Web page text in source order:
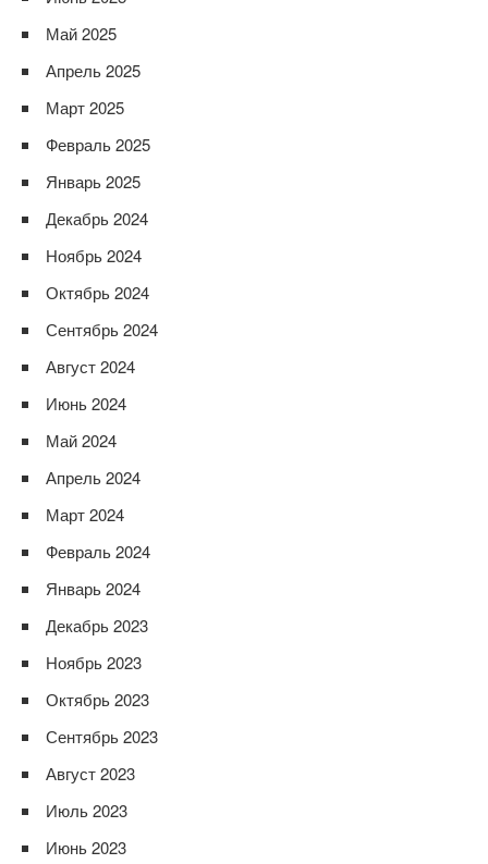
Май 2025
Апрель 2025
Март 2025
Февраль 2025
Январь 2025
Декабрь 2024
Ноябрь 2024
Октябрь 2024
Сентябрь 2024
Август 2024
Июнь 2024
Май 2024
Апрель 2024
Март 2024
Февраль 2024
Январь 2024
Декабрь 2023
Ноябрь 2023
Октябрь 2023
Сентябрь 2023
Август 2023
Июль 2023
Июнь 2023